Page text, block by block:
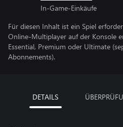
In-Game-Einkäufe
Für diesen Inhalt ist ein Spiel
Online-Multiplayer auf der Konsole
Essential, Premium oder Ultimate
Abonnements).
DETAILS